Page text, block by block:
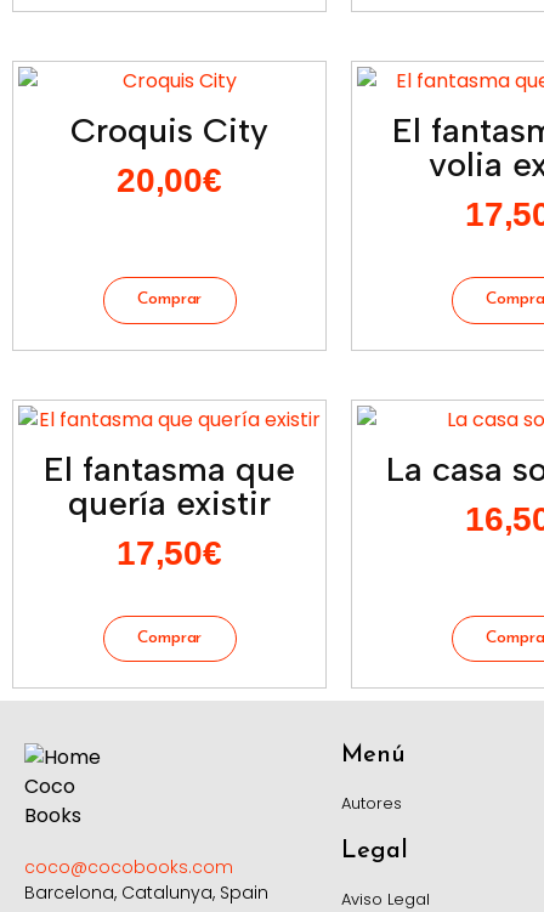
Croquis City
20,00€
El
volia
El fantasma que
quería existir
17,50€
La casa
coco@cocobooks.com
Barcelona, Catalunya, Spain
Menú
Autores
Legal
Aviso Legal